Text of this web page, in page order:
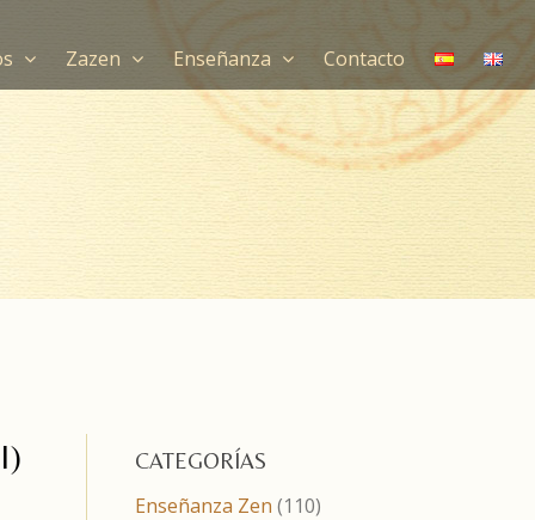
Zazen Enseñanza Contacto
CATEGORÍAS
Enseñanza Zen (110)